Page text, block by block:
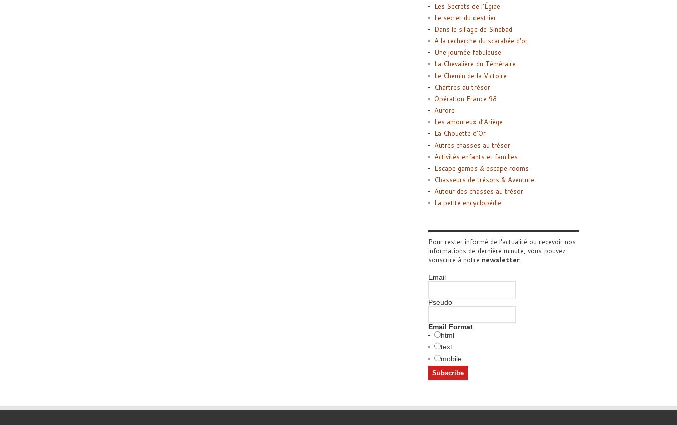
Les Secrets de l’Égide
Le secret du destrier
Dans le sillage de Sindbad
A la recherche du scarabée d’or
Une journée fabuleuse
La Chevalière du Téméraire
Le Chemin de la Victoire
Chartres au trésor
Opération France 98
Aurore
Les amoureux d’Ariège
La Chouette d’Or
Autres chasses au trésor
Activités enfants et familles
Escape games & escape rooms
Chasseurs de trésors & Aventure
Autour des chasses au trésor
La petite encyclopédie
Pour rester informé de l'actualité ou recevoir nos
informations de dernière minute, vous pouvez
souscrire à notre newsletter.
Email
Pseudo
Email Format
html
text
mobile